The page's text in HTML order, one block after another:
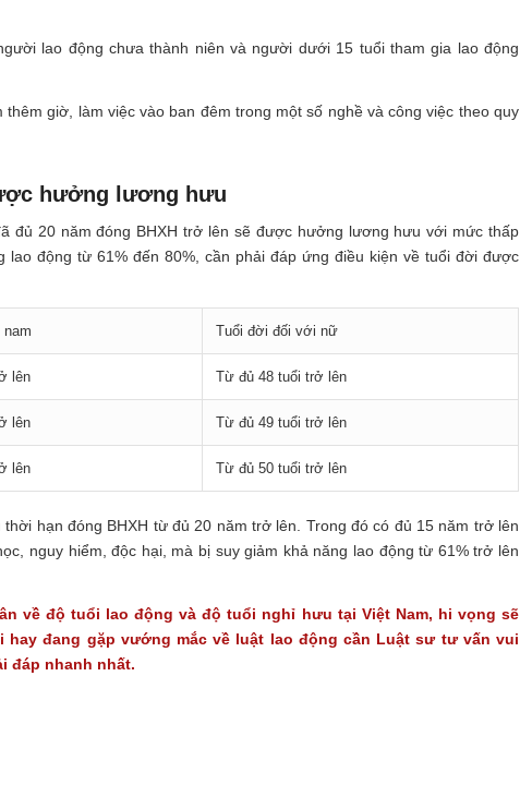
lao động chưa thành niên và người dưới 15 tuổi tham gia lao động
giờ, làm việc vào ban đêm trong một số nghề và công việc theo quy
hưởng lương hưu
đủ 20 năm đóng BHXH trở lên sẽ được hưởng lương hưu với mức thấp
động từ 61% đến 80%, cần phải đáp ứng điều kiện về tuổi đời được
Tuổi đời đối với nữ
lên Từ đủ 48 tuổi trở lên
lên Từ đủ 49 tuổi trở lên
lên Từ đủ 50 tuổi trở lên
hạn đóng BHXH từ đủ 20 năm trở lên. Trong đó có đủ 15 năm trở lên
nguy hiểm, độc hại, mà bị suy giảm khả năng lao động từ 61% trở lên
về độ tuổi lao động và độ tuổi nghỉ hưu tại Việt Nam, hi vọng sẽ
đang gặp vướng mắc về luật lao động cần Luật sư tư vấn vui
đáp nhanh nhất.